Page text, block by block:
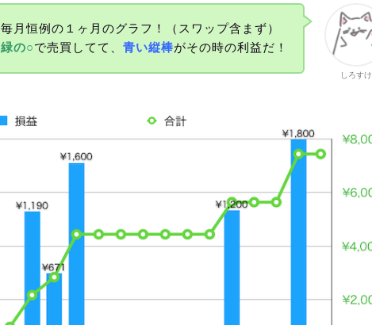
しろすけ
毎月恒例の１ヶ月のグラフ！（スワップ含まず）
緑の○で売買してて、青い縦棒がその時の利益だ！